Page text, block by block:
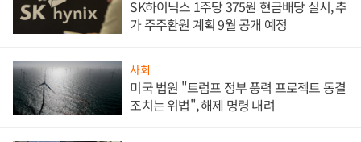
SK하이닉스 1주당 375원 현금배당 실시, 추
가 주주환원 계획 9월 공개 예정
사회
미국 법원 "트럼프 정부 풍력 프로젝트 동결
조치는 위법", 해제 명령 내려